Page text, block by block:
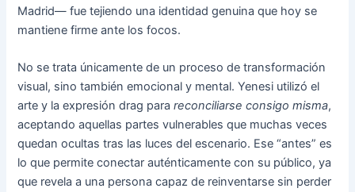
Madrid— fue tejiendo una identidad genuina que hoy se
mantiene firme ante los focos.
No se trata únicamente de un proceso de transformación
visual, sino también emocional y mental. Yenesi utilizó el
arte y la expresión drag parareconciliarse consigo misma,
aceptando aquellas partes vulnerables que muchas veces
quedan ocultas tras las luces del escenario. Ese “antes” es
lo que permite conectar auténticamente con su público, ya
que revela a una persona capaz de reinventarse sin perder